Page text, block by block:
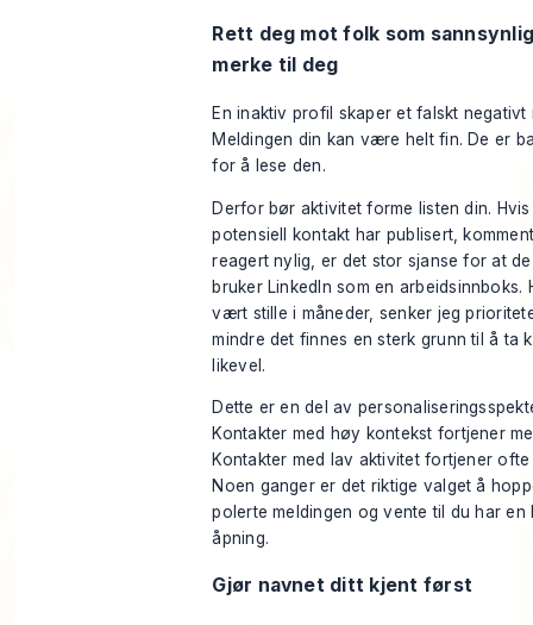
Rett deg mot folk som
merke til deg
En inaktiv profil skaper et falskt negativt
Meldingen din kan være helt fin. De er
for å lese den.
Derfor bør aktivitet forme listen din.
potensiell kontakt har publisert,
reagert nylig, er det stor sjanse for at
bruker LinkedIn som en arbeidsinnboks.
vært stille i måneder, senker jeg
mindre det finnes en sterk grunn til å ta
likevel.
Dette er en del av
Kontakter med høy kontekst fortjener
Kontakter med lav aktivitet fortjener ofte
Noen ganger er det riktige valget å
polerte meldingen og vente til du har en
åpning.
Gjør navnet ditt kjent først